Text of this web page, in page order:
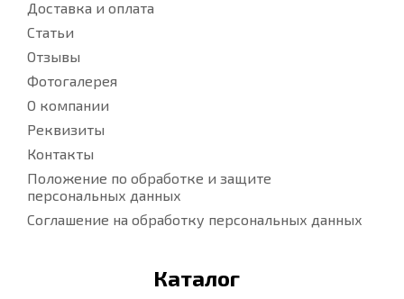
Доставка и оплата
Статьи
Отзывы
Фотогалерея
О компании
Реквизиты
Контакты
Положение по обработке и защите
персональных данных
Соглашение на обработку персональных данных
Каталог